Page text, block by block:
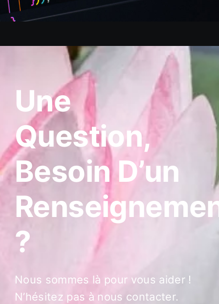
Une
Question,
Besoin D’un
?
Nous sommes là pour vous aider !
N’hésitez pas à nous contacter.